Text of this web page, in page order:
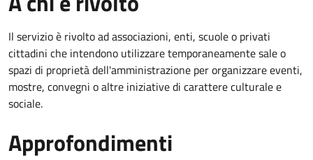
Il servizio è rivolto ad associazioni, enti, scuole o privati
cittadini che intendono utilizzare temporaneamente sale o
spazi di proprietà dell'amministrazione per organizzare eventi,
mostre, convegni o altre iniziative di carattere culturale e
sociale.
Approfondimenti